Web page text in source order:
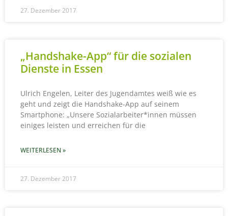
27. Dezember 2017
„Handshake-App“ für die sozialen
Dienste in Essen
Ulrich Engelen, Leiter des Jugendamtes weiß wie es
geht und zeigt die Handshake-App auf seinem
Smartphone: „Unsere Sozialarbeiter*innen müssen
einiges leisten und erreichen für die
WEITERLESEN »
27. Dezember 2017